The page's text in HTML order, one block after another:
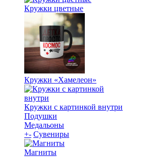
Кружки цветные
Кружки «Хамелеон»
Кружки с картинкой внутри
Подушки
Медальоны
+- Сувениры
Магниты